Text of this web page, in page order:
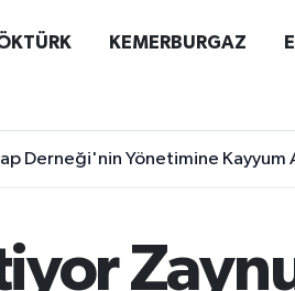
KEMERBURGAZ
Derneği'nin Yönetimine Kayyum